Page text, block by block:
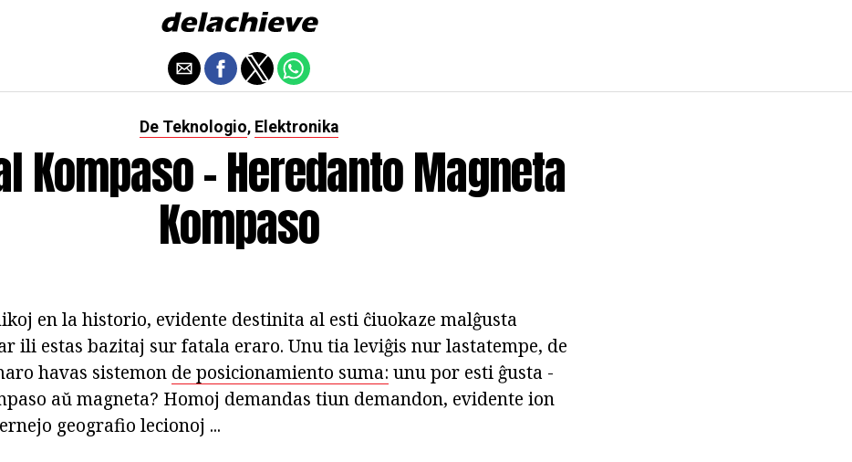
De Teknologio, Elektronika
Kompaso - Heredanto Magneta
Kompaso
en la historio, evidente destinita al esti ĉiuokaze malĝusta
ili estas bazitaj sur fatala eraro. Unu tia leviĝis nur lastatempe, de
havas sistemon de posicionamiento suma: unu por esti ĝusta -
aŭ magneta? Homoj demandas tiun demandon, evidente ion
geografio lecionoj ...